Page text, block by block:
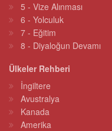
5 - Vize Alınması
6 - Yolculuk
7 - Eğitim
8 - Diyaloğun Devamı
Ülkeler Rehberi
İngiltere
Avustralya
Kanada
Amerika